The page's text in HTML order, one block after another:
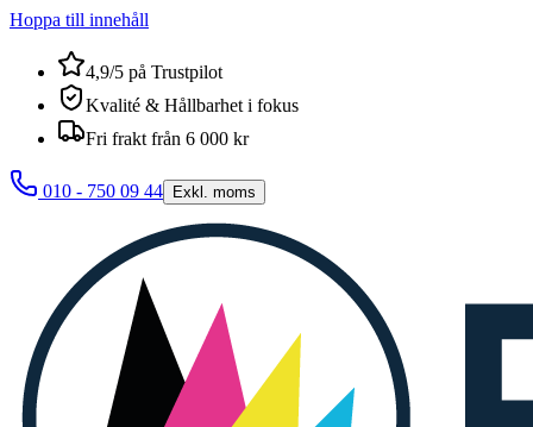
Hoppa till innehåll
4,9/5 på Trustpilot
Kvalité & Hållbarhet i fokus
Fri frakt från 6 000 kr
010 - 750 09 44 Exkl. moms